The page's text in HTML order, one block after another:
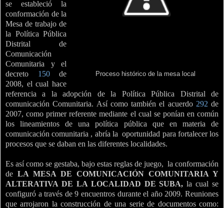
Proceso histórico de la mesa local
se estableció la
conformación de la
Mesa de trabajo de
la Política Pública
Distrital de
Comunicación
Comunitaria y el
decreto 150de
2008, el cual hace
referencia a la adopción de la Política Pública Distrital de
comunicación Comunitaria. Así como también el acuerdo 292 de
2007, como primer referente mediante el cual se ponían en común
los lineamientos de una política pública que en materia de
comunicación comunitaria , abría la oportunidad para fortalecer los
procesos que se daban en las diferentes localidades.
Es así como se gestaba, bajo estas reglas de juego, la conformación
de LA MESA DE COMUNICACIÓN COMUNITARIA Y
ALTERATIVA DE LA LOCALIDAD DE SUBA,la cual se
configuró a través de 9 encuentros durante el año 2009. Reuniones
que arrojaron la construcción de una serie de documentos como: